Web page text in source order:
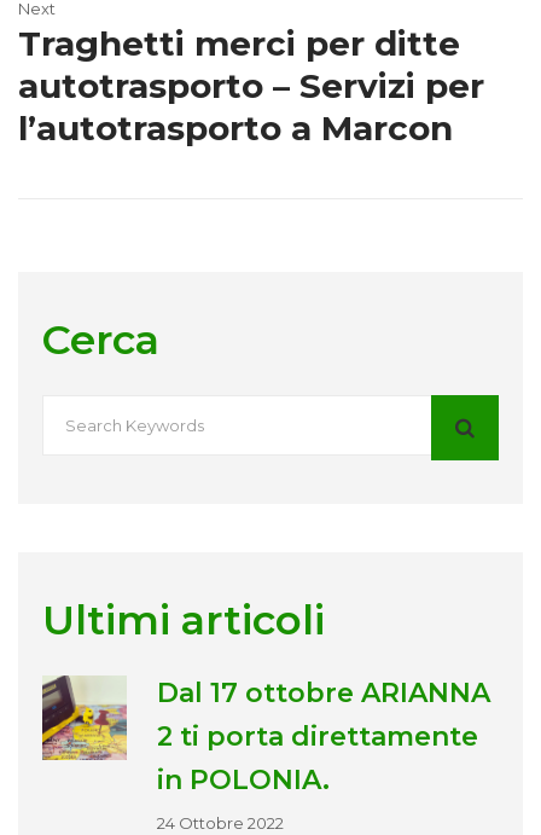
Next
Traghetti merci per ditte
autotrasporto – Servizi per
l’autotrasporto a Marcon
Cerca
Ultimi articoli
Dal 17 ottobre ARIANNA
2 ti porta direttamente
in POLONIA.
24 Ottobre 2022